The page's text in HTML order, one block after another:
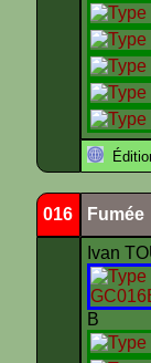
016 Fumée
Ivan
B